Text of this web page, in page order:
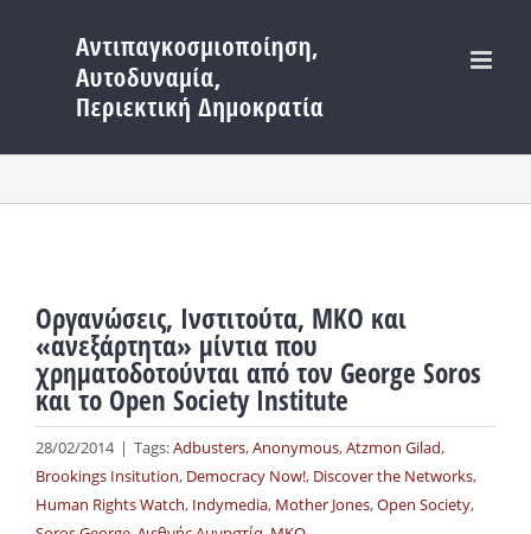
περιεχόμενο
Οργανώσεις, Ινστιτούτα, ΜΚΟ και
«ανεξάρτητα» μίντια που
χρηματοδοτούνται από τον George Soros
και το Open Society Institute
28/02/2014 | Tags:Adbusters,Anonymous,Atzmon Gilad,
Brookings Insitution, Democracy Now!, Discover the Networks,
Human Rights Watch, Indymedia, Mother Jones,Open Society,